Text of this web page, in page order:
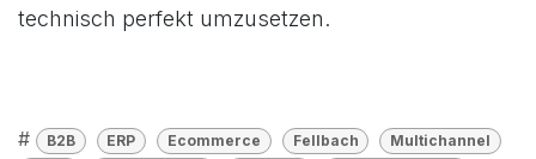
technisch perfekt umzusetzen.
# B2B ERP Ecommerce Fellbach
Multichannel